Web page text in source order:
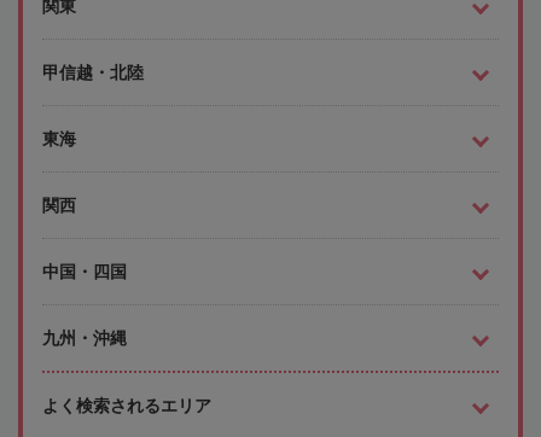
関東
甲信越・北陸
東海
関西
中国・四国
九州・沖縄
よく検索されるエリア